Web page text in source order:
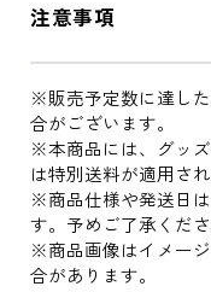
注意事項
※販売予定数に達し
合がございます。
※本商品には、グッ
は特別送料が適用さ
※商品仕様や発送日
す。予めご了承くださ
※商品画像はイメー
合があります。